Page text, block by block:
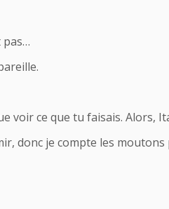
pas…
voir ce que tu faisais. Alors,
donc je compte les